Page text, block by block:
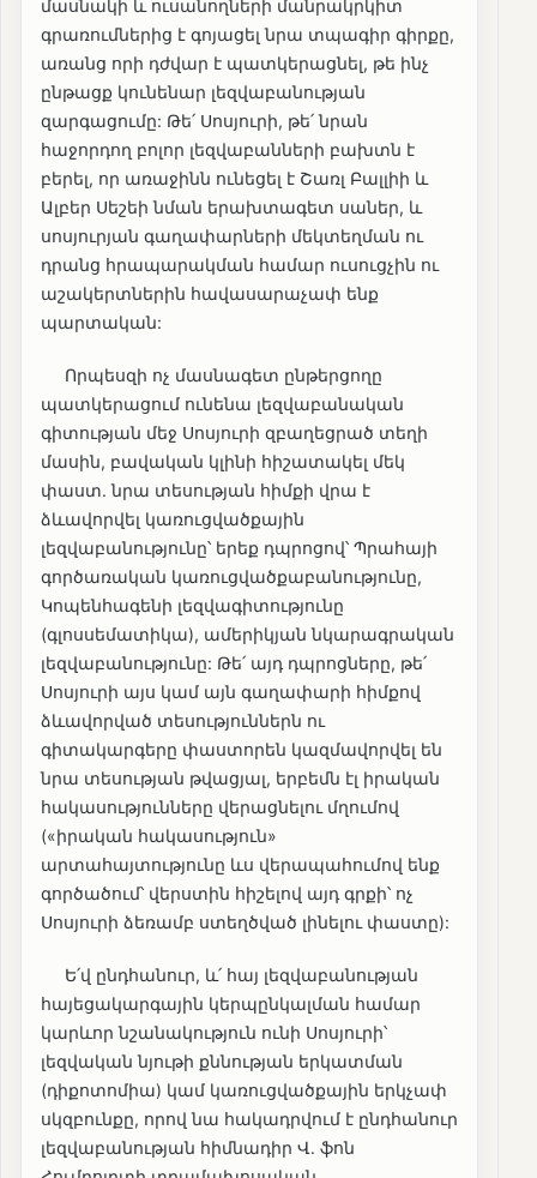
մասնակի և ուսանողների մանրակրկիտ
գրառումներից է գոյացել նրա տպագիր գիրքը,
առանց որի դժվար է պատկերացնել, թե ինչ
ընթացք կունենար լեզվաբանության
զարգացումը: Թե՛ Սոսյուրի, թե՛ նրան
հաջորդող բոլոր լեզվաբանների բախտն է
բերել, որ առաջինն ունեցել է Շառլ Բալլիի և
Ալբեր Սեշեի նման երախտագետ սաներ, և
սոսյուրյան գաղափարների մեկտեղման ու
դրանց հրապարակման համար ուսուցչին ու
աշակերտներին հավասարաչափ ենք
պարտական:
Որպեսզի ոչ մասնագետ ընթերցողը
պատկերացում ունենա լեզվաբանական
գիտության մեջ Սոսյուրի զբաղեցրած տեղի
մասին, բավական կլինի հիշատակել մեկ
փաստ. նրա տեսության հիմքի վրա է
ձևավորվել կառուցվածքային
լեզվաբանությունը՝ երեք դպրոցով՝ Պրահայի
գործառական կառուցվածքաբանությունը,
Կոպենհագենի լեզվագիտությունը
(գլոսսեմատիկա), ամերիկյան նկարագրական
լեզվաբանությունը: Թե՛ այդ դպրոցները, թե՛
Սոսյուրի այս կամ այն գաղափարի հիմքով
ձևավորված տեսություններն ու
գիտակարգերը փաստորեն կազմավորվել են
նրա տեսության թվացյալ, երբեմն էլ իրական
հակասությունները վերացնելու մղումով
(«իրական հակասություն»
արտահայտությունը ևս վերապահումով ենք
գործածում՝ վերստին հիշելով այդ գրքի՝ ոչ
Սոսյուրի ձեռամբ ստեղծված լինելու փաստը):
Ե՛վ ընդհանուր, և՛ հայ լեզվաբանության
հայեցակարգային կերպընկալման համար
կարևոր նշանակություն ունի Սոսյուրի՝
լեզվական նյութի քննության երկատման
(դիքոտոմիա) կամ կառուցվածքային երկչափ
սկզբունքը, որով նա հակադրվում է ընդհանուր
լեզվաբանության հիմնադիր Վ. ֆոն